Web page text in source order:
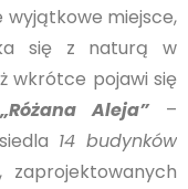
wyjątkowe miejsce,
się z naturą w
wkrótce pojawi się
„Różana Aleja” –
14 budynków
, zaprojektowanych